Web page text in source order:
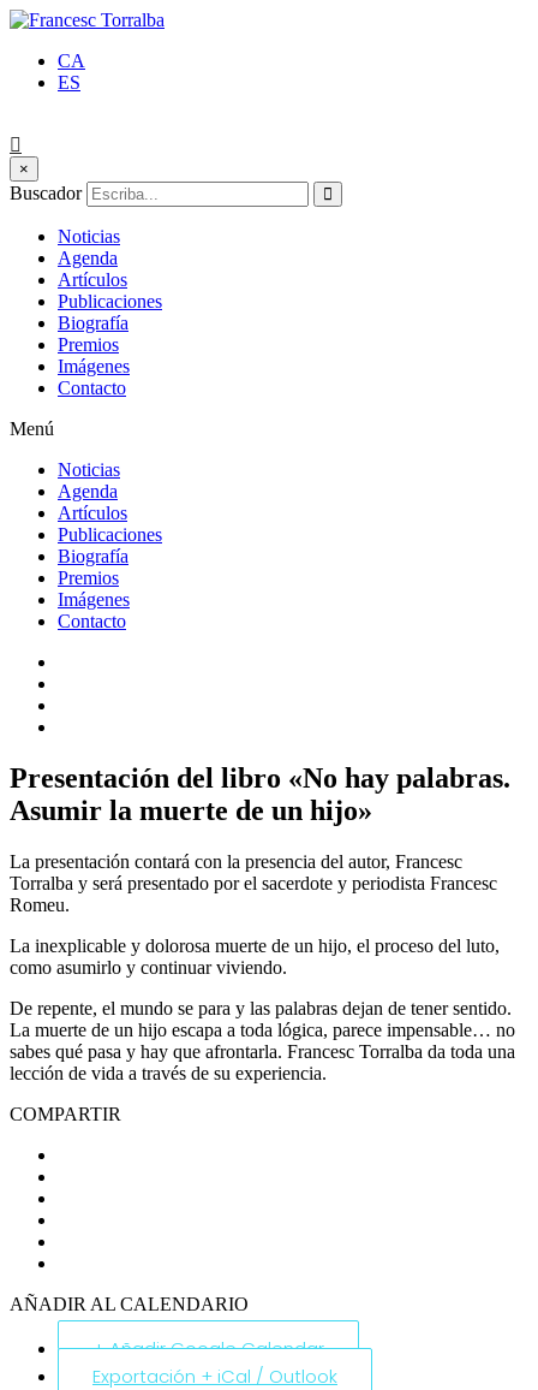
CA
ES
×
Buscador
Noticias
Agenda
Artículos
Publicaciones
Biografía
Premios
Imágenes
Contacto
Menú
Noticias
Agenda
Artículos
Publicaciones
Biografía
Premios
Imágenes
Contacto
Presentación del libro «No hay palabras.
Asumir la muerte de un hijo»
La presentación contará con la presencia del autor, Francesc
Torralba y será presentado por el sacerdote y periodista Francesc
Romeu.
La inexplicable y dolorosa muerte de un hijo, el proceso del luto,
como asumirlo y continuar viviendo.
De repente, el mundo se para y las palabras dejan de tener sentido.
La muerte de un hijo escapa a toda lógica, parece impensable… no
sabes qué pasa y hay que afrontarla. Francesc Torralba da toda una
lección de vida a través de su experiencia.
COMPARTIR
AÑADIR AL CALENDARIO
+ Añadir Google Calendar
Exportación + iCal / Outlook